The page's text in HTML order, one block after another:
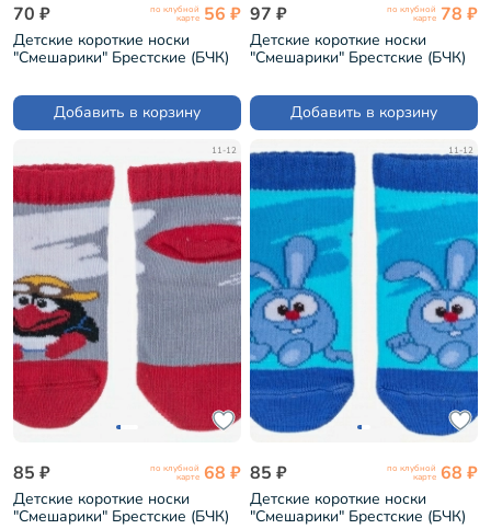
70 ₽ по клубной
карте 56 ₽
Детские короткие носки
"Смешарики" Брестские (БЧК)
(2) (19С3094)
Добавить в корзину
97 ₽ по клубной
карте 78 ₽
Детские короткие носки
"Смешарики" Брестские (БЧК)
(19С3094)
Добавить в корзину
11-12
85 ₽ по клубной
карте 68 ₽
Детские короткие носки
"Смешарики" Брестские (БЧК)
11-12
85 ₽ по клубной
карте 68 ₽
Детские короткие носки
"Смешарики" Брестские (БЧК)